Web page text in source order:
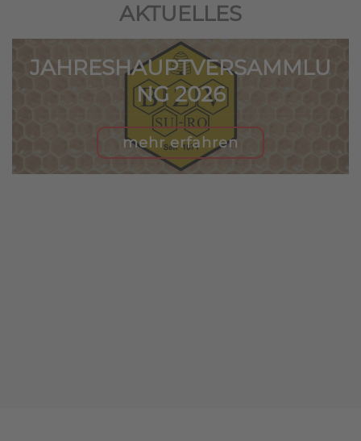
AKTUELLES
JAHRESHAUPTVERSAMMLU
NG 2026
mehr erfahren